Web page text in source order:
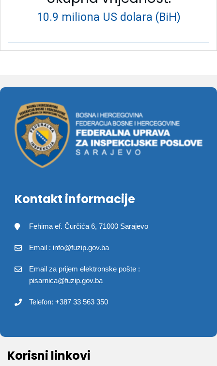
10.9 miliona US dolara (BiH)
Kontakt informacije
Fehima ef. Čurčića 6, 71000 Sarajevo
Email : info@fuzip.gov.ba
Email za prijem elektronske pošte :
pisarnica@fuzip.gov.ba
Telefon: +387 33 563 350
Korisni linkovi